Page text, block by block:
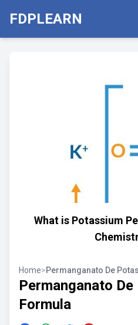
FDPLEARN
What is Potassium
Home>Permanganato De
Permanganato
Formula